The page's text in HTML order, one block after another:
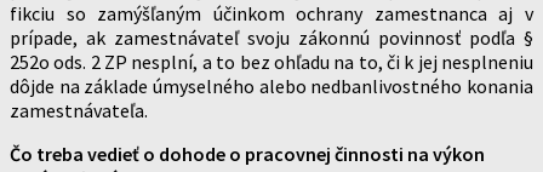
fikciu so zamýšľaným účinkom ochrany zamestnanca aj v
prípade, ak zamestnávateľ svoju zákonnú povinnosť podľa §
252o ods. 2 ZP nesplní, a to bez ohľadu na to, či k jej nesplneniu
dôjde na základe úmyselného alebo nedbanlivostného konania
zamestnávateľa.
Čo treba vedieť o dohode o pracovnej činnosti na výkon